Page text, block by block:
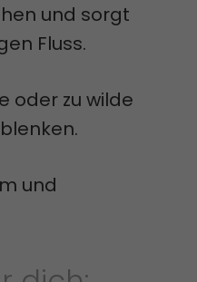
und sorgt
Fluss.
oder zu wilde
und